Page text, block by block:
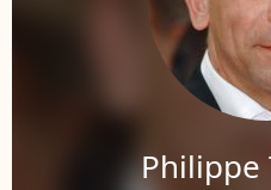
Philippe